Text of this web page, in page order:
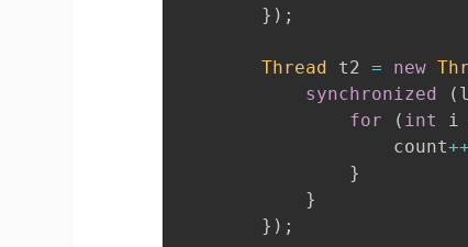
} ) ;
Thread t2 = new
synchronized
(
for
( int
                    count
++
}
}
} ) ;